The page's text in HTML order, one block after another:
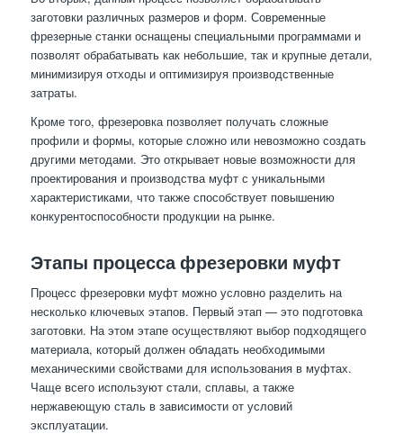
заготовки различных размеров и форм. Современные
фрезерные станки оснащены специальными программами и
позволят обрабатывать как небольшие, так и крупные детали,
минимизируя отходы и оптимизируя производственные
затраты.
Кроме того, фрезеровка позволяет получать сложные
профили и формы, которые сложно или невозможно создать
другими методами. Это открывает новые возможности для
проектирования и производства муфт с уникальными
характеристиками, что также способствует повышению
конкурентоспособности продукции на рынке.
Этапы процесса фрезеровки муфт
Процесс фрезеровки муфт можно условно разделить на
несколько ключевых этапов. Первый этап — это подготовка
заготовки. На этом этапе осуществляют выбор подходящего
материала, который должен обладать необходимыми
механическими свойствами для использования в муфтах.
Чаще всего используют стали, сплавы, а также
нержавеющую сталь в зависимости от условий
эксплуатации.